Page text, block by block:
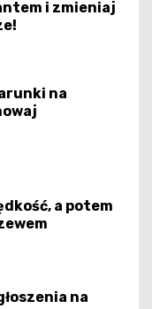
i zmieniaj
na
a potem
na